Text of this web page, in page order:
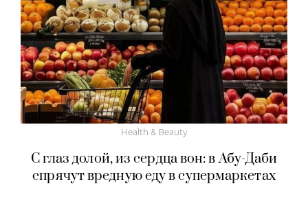
Health & Beauty
С глаз долой, из сердца вон: в Абу-Даби
спрячут вредную еду в супермаркетах